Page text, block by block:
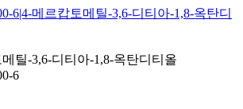
6|4-메르캅토메틸-3,6-디티아-1,8-옥탄디
틸-3,6-디티아-1,8-옥탄디티올
6